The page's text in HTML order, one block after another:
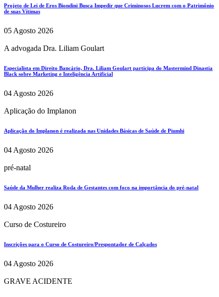
Projeto de Lei de Eros Biondini Busca Impedir que Criminosos Lucrem com o Patrimônio
de suas Vítimas
05 Agosto 2026
A advogada Dra. Liliam Goulart
Especialista em Direito Bancário, Dra. Liliam Goulart participa do Mastermind Dinastia
Black sobre Marketing e Inteligência Artificial
04 Agosto 2026
Aplicação do Implanon
Aplicação do Implanon é realizada nas Unidades Básicas de Saúde de Piumhi
04 Agosto 2026
pré-natal
Saúde da Mulher realiza Roda de Gestantes com foco na importância do pré-natal
04 Agosto 2026
Curso de Costureiro
Inscrições para o Curso de Costureiro/Prespontador de Calçados
04 Agosto 2026
GRAVE ACIDENTE